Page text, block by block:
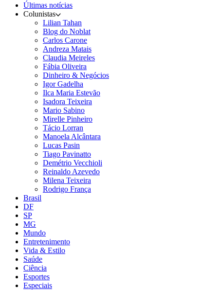
Últimas notícias
Colunistas
Lilian Tahan
Blog do Noblat
Carlos Carone
Andreza Matais
Claudia Meireles
Fábia Oliveira
Dinheiro & Negócios
Igor Gadelha
Ilca Maria Estevão
Isadora Teixeira
Mario Sabino
Mirelle Pinheiro
Tácio Lorran
Manoela Alcântara
Lucas Pasin
Tiago Pavinatto
Demétrio Vecchioli
Reinaldo Azevedo
Milena Teixeira
Rodrigo França
Brasil
DF
SP
MG
Mundo
Entretenimento
Vida & Estilo
Saúde
Ciência
Esportes
Especiais